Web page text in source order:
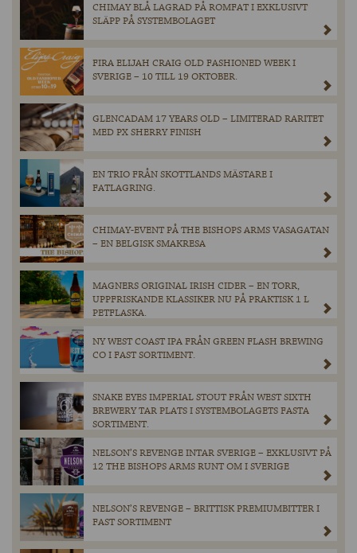
CHIMAY BLÅ LAGRAD PÅ ROMFAT I EXKLUSIVT
SLÄPP PÅ SYSTEMBOLAGET
FIRA ELIJAH CRAIG OLD FASHIONED WEEK I
SVERIGE – 10 TILL 19 OKTOBER.
GLENCADAM 17 YEARS OLD – LIMITERAD RARITET
MED PX SHERRY FINISH
EN TRIO FRÅN SKOTTLANDS MÄSTARE I
FATLAGRING.
CHIMAY-EVENT PÅ THE BISHOPS ARMS VASAGATAN
– EN BELGISK SMAKRESA
MAGNERS ORIGINAL IRISH CIDER – EN TORR,
UPPFRISKANDE KLASSIKER NU PÅ PRAKTISK 1 L
PETFLASKA.
NY WEST COAST IPA FRÅN GREEN FLASH BREWING
CO I FAST SORTIMENT.
SNAKE EYES IMPERIAL STOUT FRÅN WEST SIXTH
BREWERY TAR PLATS I SYSTEMBOLAGETS FASTA
SORTIMENT.
NELSON’S REVENGE INTAR SVERIGE – EXKLUSIVT PÅ
12 THE BISHOPS ARMS RUNT OM I SVERIGE
NELSON’S REVENGE – BRITTISK PREMIUMBITTER I
FAST SORTIMENT